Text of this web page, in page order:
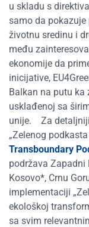
u skladu s
samo da
životnu sredinu i
među
ekonomije da
inicijative,
Balkan na putu ka
usklađenoj sa
unije.
Za
„Zelenog
Transboundary
podržava Zapadni
Kosovo*, Crnu
implementaciji „
ekološkoj
sa svim